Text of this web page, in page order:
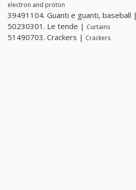
electron and proton
39491104. Guanti e guanti, baseball |
50230301. Le tende | Curtains
51490703. Crackers | Crackers